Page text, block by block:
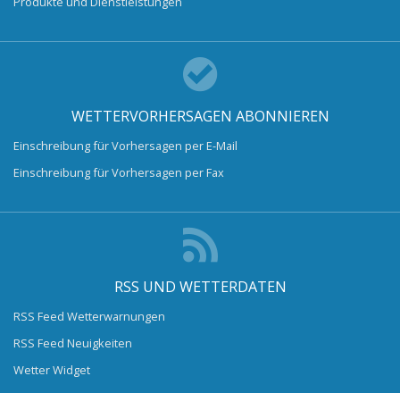
WETTERVORHERSAGEN ABONNIEREN
Einschreibung für Vorhersagen per E-Mail
Einschreibung für Vorhersagen per Fax
RSS UND WETTERDATEN
RSS Feed Wetterwarnungen
RSS Feed Neuigkeiten
Wetter Widget